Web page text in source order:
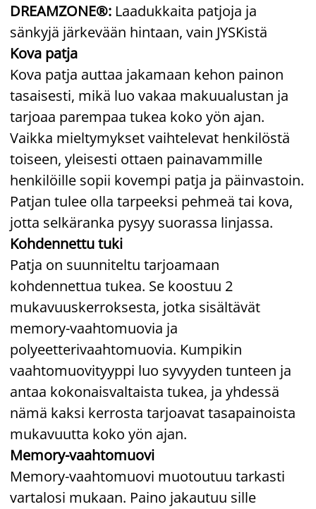
DREAMZONE®: Laadukkaita patjoja ja
sänkyjä järkevään hintaan, vain JYSKistä
Kova patja
Kova patja auttaa jakamaan kehon painon
tasaisesti, mikä luo vakaa makuualustan ja
tarjoaa parempaa tukea koko yön ajan.
Vaikka mieltymykset vaihtelevat henkilöstä
toiseen, yleisesti ottaen painavammille
henkilöille sopii kovempi patja ja päinvastoin.
Patjan tulee olla tarpeeksi pehmeä tai kova,
jotta selkäranka pysyy suorassa linjassa.
Kohdennettu tuki
Patja on suunniteltu tarjoamaan
kohdennettua tukea. Se koostuu 2
mukavuuskerroksesta, jotka sisältävät
memory-vaahtomuovia ja
polyeetterivaahtomuovia. Kumpikin
vaahtomuovityyppi luo syvyyden tunteen ja
antaa kokonaisvaltaista tukea, ja yhdessä
nämä kaksi kerrosta tarjoavat tasapainoista
mukavuutta koko yön ajan.
Memory-vaahtomuovi
Memory-vaahtomuovi muotoutuu tarkasti
vartalosi mukaan. Paino jakautuu sille